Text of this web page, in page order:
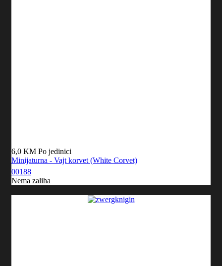
6,0 KM Po jedinici
Minijaturna - Vajt korvet (White Corvet)
00188
Nema zaliha